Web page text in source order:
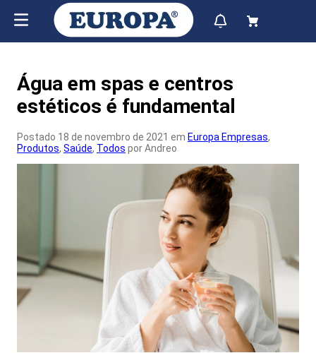
Água em spas e centros
estéticos é fundamental
Postado 18 de novembro de 2021 em Europa Empresas,
Produtos, Saúde, Todos por Andreo